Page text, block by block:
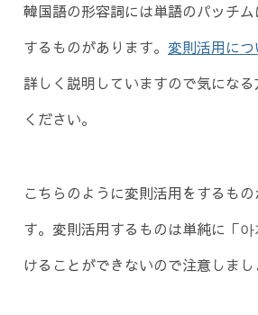
韓国語の形容詞には単語のパッチ
するものがあります。 変則活用に
詳しく説明していますので気にな
ください。
こちらのように変則活用をするも
す。変則活用するものは単純に「
けることができないので注意しまし